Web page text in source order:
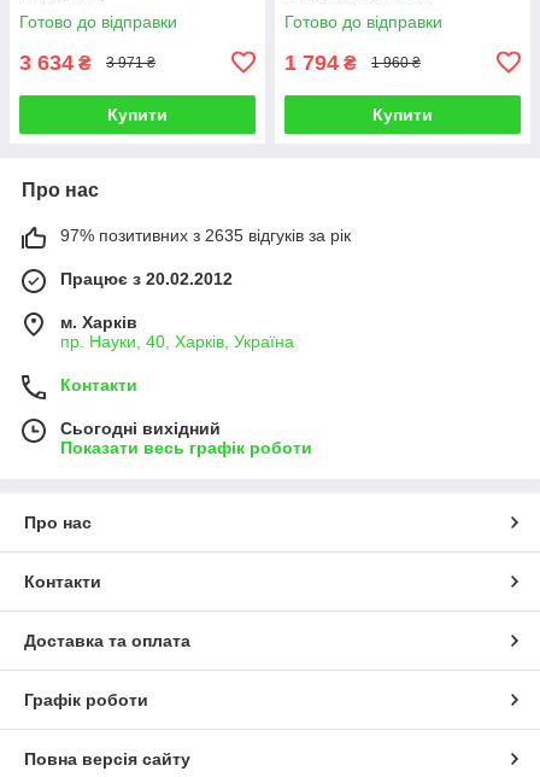
Готово до відправки
3 634 ₴ 3 971 ₴
Купити
Готово до відправки
1 794 ₴ 1 960 ₴
Купити
Про нас
97% позитивних з 2635 відгуків за рік
Працює з 20.02.2012
м. Харків
пр. Науки, 40, Харків, Україна
Контакти
Сьогодні вихідний
Показати весь графік роботи
Про нас
Контакти
Доставка та оплата
Графік роботи
Повна версія сайту